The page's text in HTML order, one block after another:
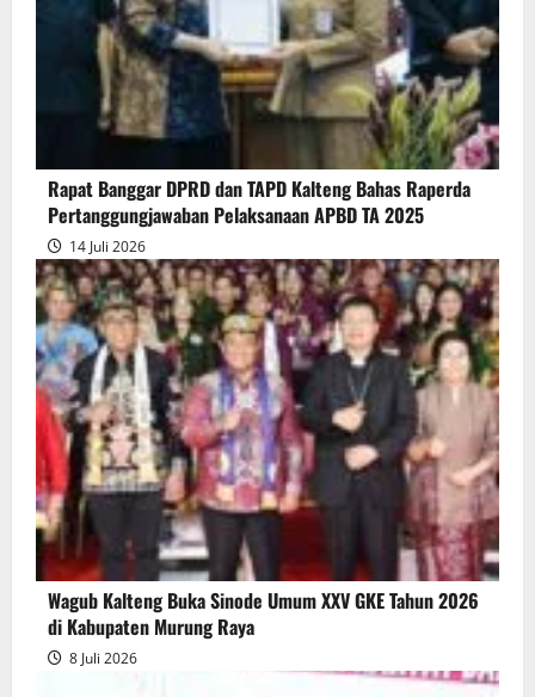
Gubernur
atas
Persetujuan
Bersama
Raperda
Pertanggungjawaban
Pelaksanaan
APBD
2025
Rapat Banggar DPRD dan TAPD Kalteng Bahas Raperda
Pertanggungjawaban Pelaksanaan APBD TA 2025
14 Juli 2026
Wagub Kalteng Buka Sinode Umum XXV GKE Tahun 2026
di Kabupaten Murung Raya
8 Juli 2026